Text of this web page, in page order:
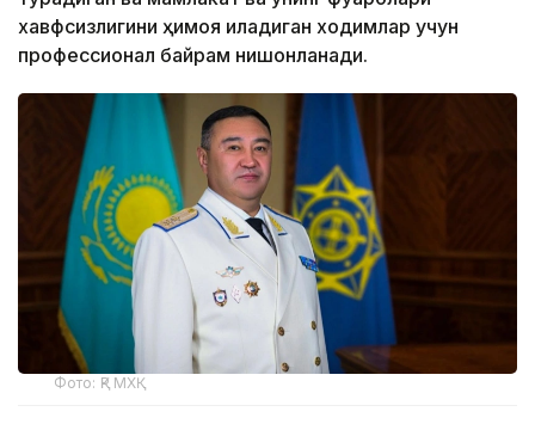
хавфсизлигини ҳимоя қиладиган ходимлар учун
профессионал байрам нишонланади.
Фото: ҚР МХҚ